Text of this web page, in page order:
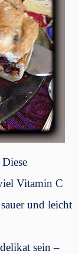
Vitamin C
und leicht
sein –